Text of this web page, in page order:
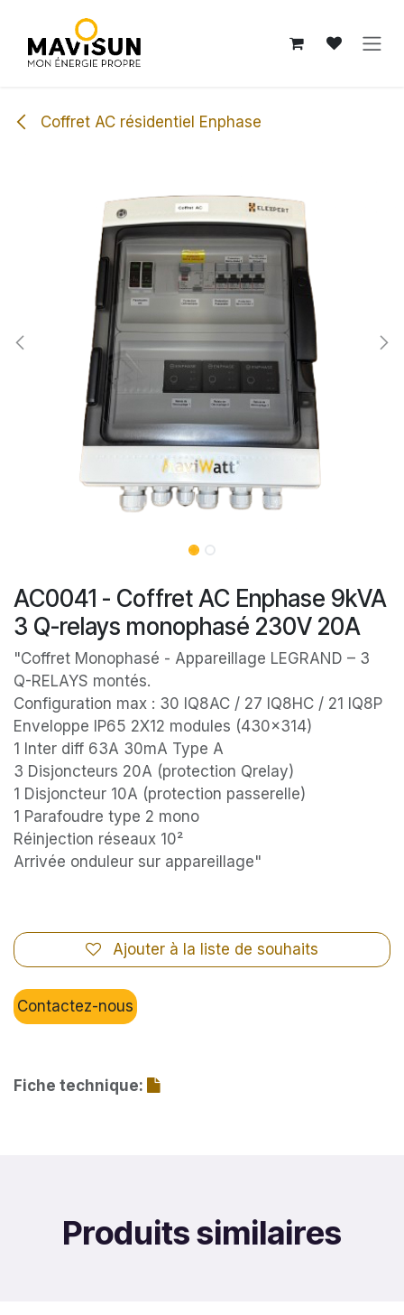
Coffret AC résidentiel Enphase
AC0041 - Coffret AC Enphase 9kVA
3 Q-relays monophasé 230V 20A
"Coffret Monophasé - Appareillage LEGRAND – 3
Q-RELAYS montés.
Configuration max : 30 IQ8AC / 27 IQ8HC / 21 IQ8P
Enveloppe IP65 2X12 modules (430x314)
1 Inter diff 63A 30mA Type A
3 Disjoncteurs 20A (protection Qrelay)
1 Disjoncteur 10A (protection passerelle)
1 Parafoudre type 2 mono
Réinjection réseaux 10²
Arrivée onduleur sur appareillage"
Ajouter à la liste de souhaits
Contactez-nous
Fiche technique:
Produits similaires